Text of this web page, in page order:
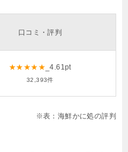
口コミ・評判
★★★★★ _4.61pt
32,393件
※表：海鮮かに処の評判